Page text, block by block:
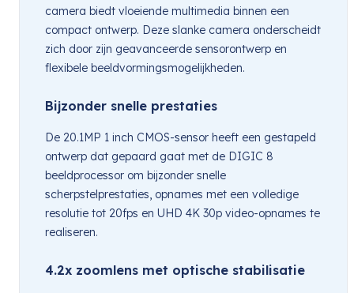
camera biedt vloeiende multimedia binnen een
compact ontwerp. Deze slanke camera onderscheidt
zich door zijn geavanceerde sensorontwerp en
flexibele beeldvormingsmogelijkheden.
Bijzonder snelle prestaties
De 20.1MP 1 inch CMOS-sensor heeft een gestapeld
ontwerp dat gepaard gaat met de DIGIC 8
beeldprocessor om bijzonder snelle
scherpstelprestaties, opnames met een volledige
resolutie tot 20fps en UHD 4K 30p video-opnames te
realiseren.
4.2x zoomlens met optische stabilisatie